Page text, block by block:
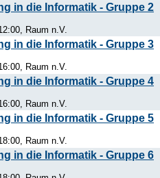
in die Informatik - Gruppe 2
Raum n.V.
in die Informatik - Gruppe 3
Raum n.V.
in die Informatik - Gruppe 4
Raum n.V.
in die Informatik - Gruppe 5
Raum n.V.
in die Informatik - Gruppe 6